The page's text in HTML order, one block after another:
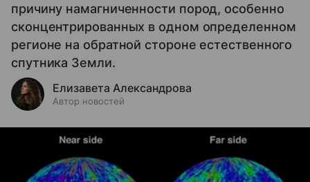
причину намагниченности пород, особенно
сконцентрированных в одном определенном
регионе на обратной стороне естественного
спутника Земли.
Елизавета Александрова
Автор новостей